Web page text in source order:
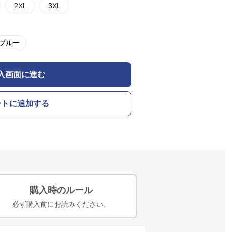
2XL 3XL
ブルー
画面に進む
トに追加する
購入時のルール
必ず購入前にお読みください。